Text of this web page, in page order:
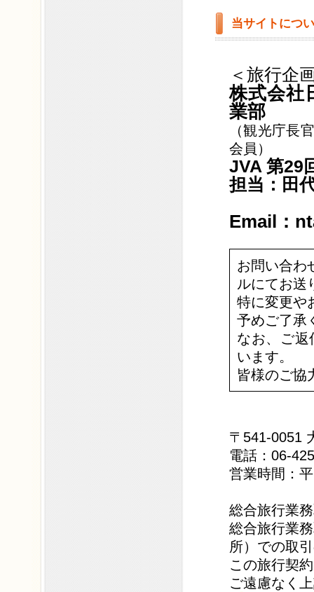
当サイトにつ
＜旅行企
株式会社
業部
（観光庁長
会員）
JVA 第29
担当：田
Email：
お問い合わ
ルにてお送
特に変更や
予めご了承
なお、ご
います。
皆様のご協
〒541-0051
電話：06-
営業時間：
総合旅行業
総合旅行業
所）での取
この旅行契
ご遠慮なく